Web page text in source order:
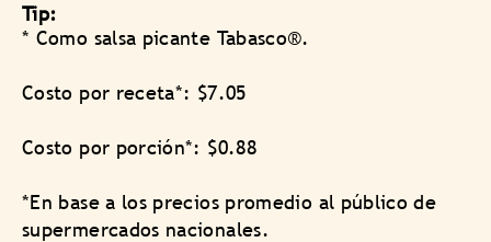
Tip:
* Como salsa picante Tabasco®.
Costo por receta*: $7.05
Costo por porción*: $0.88
*En base a los precios promedio al público de
supermercados nacionales.